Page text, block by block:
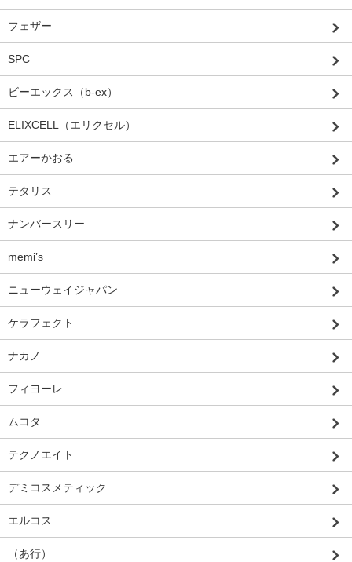
フェザー
SPC
ビーエックス（b-ex）
ELIXCELL（エリクセル）
エアーかおる
テタリス
ナンバースリー
memi’s
ニューウェイジャパン
ケラフェクト
ナカノ
フィヨーレ
ムコタ
テクノエイト
デミコスメティック
エルコス
（あ行）